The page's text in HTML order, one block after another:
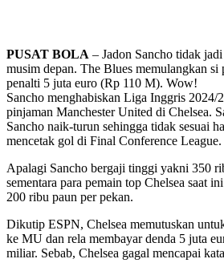
PUSAT BOLA – Jadon Sancho tidak
musim depan. The Blues memulangkan si
penalti 5 juta euro (Rp 110 M). Wow!
Sancho menghabiskan Liga Inggris 2024/
pinjaman Manchester United di Chelsea.
Sancho naik-turun sehingga tidak sesuai
mencetak gol di Final Conference League.
Apalagi Sancho bergaji tinggi yakni 350
sementara para pemain top Chelsea saat
200 ribu paun per pekan.
Dikutip ESPN, Chelsea memutuskan
ke MU dan rela membayar denda 5 juta
miliar. Sebab, Chelsea gagal mencapai